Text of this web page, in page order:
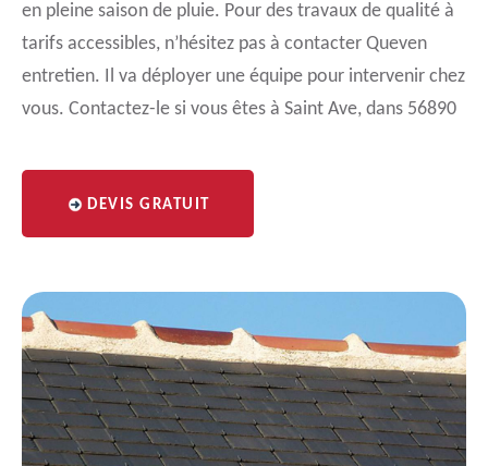
en pleine saison de pluie. Pour des travaux de qualité à
tarifs accessibles, n’hésitez pas à contacter Queven
entretien. Il va déployer une équipe pour intervenir chez
vous. Contactez-le si vous êtes à Saint Ave, dans 56890
DEVIS GRATUIT